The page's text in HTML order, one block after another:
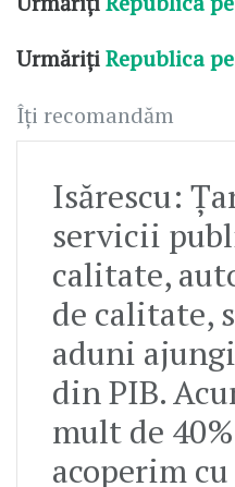
UrmărițiRepublica
Îți recomandăm
Isărescu:
servicii
calitate,
de calitate,
aduni
din PIB.
mult de
acoperim